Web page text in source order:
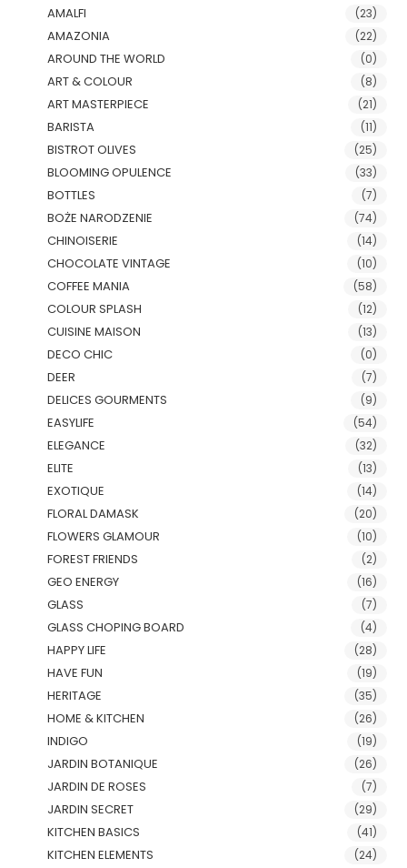
AMALFI (23)
AMAZONIA (22)
AROUND THE WORLD (0)
ART & COLOUR (8)
ART MASTERPIECE (21)
BARISTA (11)
BISTROT OLIVES (25)
BLOOMING OPULENCE (33)
BOTTLES (7)
BOŻE NARODZENIE (74)
CHINOISERIE (14)
CHOCOLATE VINTAGE (10)
COFFEE MANIA (58)
COLOUR SPLASH (12)
CUISINE MAISON (13)
DECO CHIC (0)
DEER (7)
DELICES GOURMENTS (9)
EASYLIFE (54)
ELEGANCE (32)
ELITE (13)
EXOTIQUE (14)
FLORAL DAMASK (20)
FLOWERS GLAMOUR (10)
FOREST FRIENDS (2)
GEO ENERGY (16)
GLASS (7)
GLASS CHOPING BOARD (4)
HAPPY LIFE (28)
HAVE FUN (19)
HERITAGE (35)
HOME & KITCHEN (26)
INDIGO (19)
JARDIN BOTANIQUE (26)
JARDIN DE ROSES (7)
JARDIN SECRET (29)
KITCHEN BASICS (41)
KITCHEN ELEMENTS (24)